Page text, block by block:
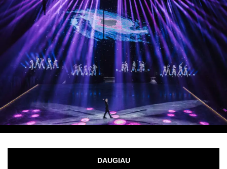
DAUGIAU